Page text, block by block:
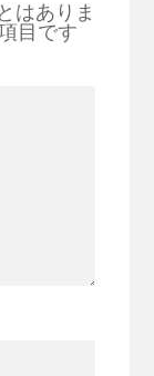
はありま
目です